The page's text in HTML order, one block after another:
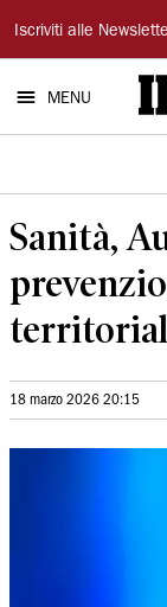
Il
Tirreno
Iscriviti alle
MENU
Sanità,
18 marzo 2026 20:15